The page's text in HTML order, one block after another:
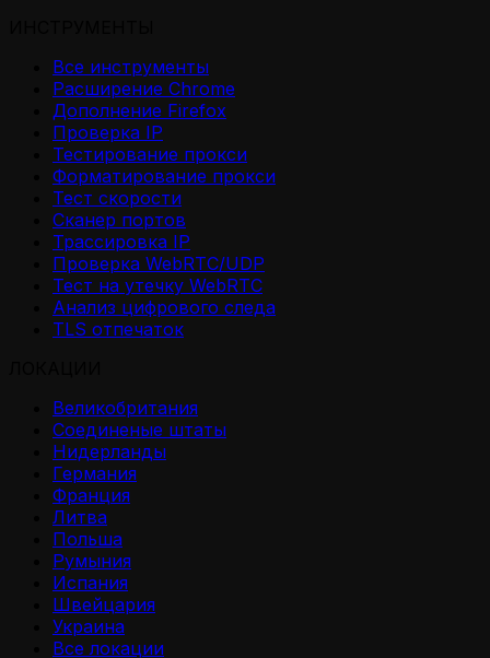
Все инструменты
Расширение Chrome
Дополнение Firefox
Проверка IP
Тестирование прокси
Форматирование прокси
Тест скорости
Сканер портов
Трассировка IP
Проверка WebRTC/UDP
Тест на утечку WebRTC
Анализ цифрового следа
TLS отпечаток
Великобритания
Соединеные штаты
Нидерланды
Германия
Франция
Литва
Польша
Румыния
Испания
Швейцария
Украина
Все локации